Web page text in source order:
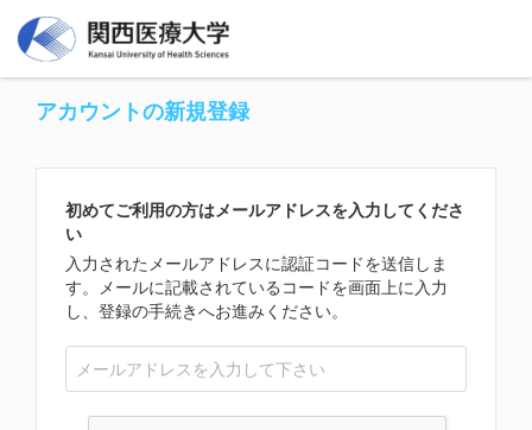
アカウントの新規登録
初めてご利用の方はメールアドレスを入力してくださ
い
入力されたメールアドレスに認証コードを送信しま
す。メールに記載されているコードを画面上に入力
し、登録の手続きへお進みください。